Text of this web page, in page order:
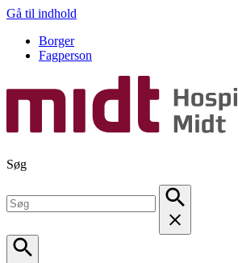
Gå til indhold
Borger
Fagperson
Søg